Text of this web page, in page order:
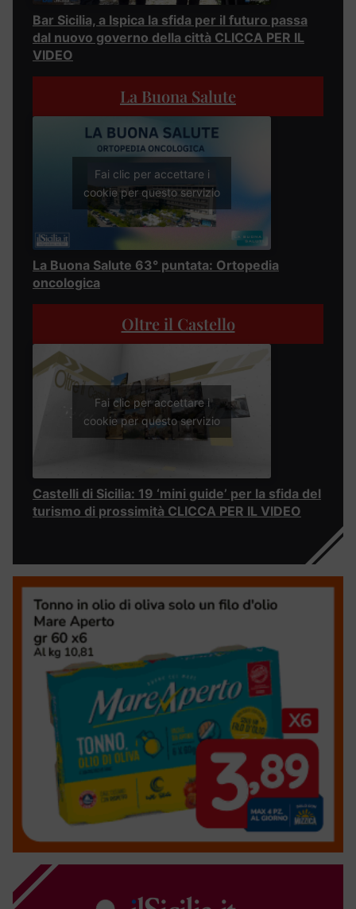
Bar Sicilia, a Ispica la sfida per il futuro passa
dal nuovo governo della città CLICCA PER IL
VIDEO
La Buona Salute
Fai clic per accettare i
cookie per questo servizio
La Buona Salute 63° puntata: Ortopedia
oncologica
Oltre il Castello
Fai clic per accettare i
cookie per questo servizio
Castelli di Sicilia: 19 ‘mini guide’ per la sfida del
turismo di prossimità CLICCA PER IL VIDEO